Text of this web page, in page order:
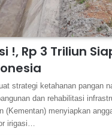
!, Rp 3 Triliun
strategi ketahanan pangan
dan rehabilitasi
(Kementan) menyiapkan
irigasi…